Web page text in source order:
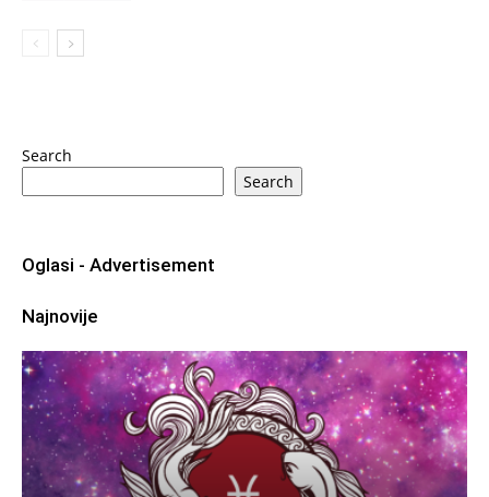
Search
Search
Oglasi - Advertisement
Najnovije